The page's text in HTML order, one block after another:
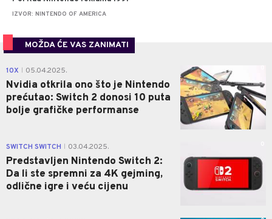
IZVOR: NINTENDO OF AMERICA
MOŽDA ĆE VAS ZANIMATI
10X 05.04.2025.
Nvidia otkrila ono što je Nintendo
prećutao: Switch 2 donosi 10 puta
bolje grafičke performanse
SWITCH SWITCH 03.04.2025.
Predstavljen Nintendo Switch 2:
Da li ste spremni za 4K gejming,
odlične igre i veću cijenu